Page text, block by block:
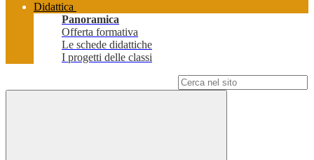
Didattica
Panoramica
Offerta formativa
Le schede didattiche
I progetti delle classi